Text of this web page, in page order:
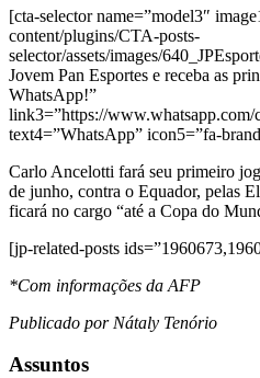
[cta-selector name=”model3″
content/plugins/CTA-posts-
selector/assets/images/
Jovem Pan Esportes e receba as
WhatsApp!”
link3=”https://
text4=”WhatsApp” icon5=”fa-
Carlo Ancelotti fará seu primeiro
de junho, contra o Equador, pelas
ficará no cargo “até a Copa do
[jp-related-posts
*Com informações da AFP
Publicado por Nátaly Tenório
Assuntos